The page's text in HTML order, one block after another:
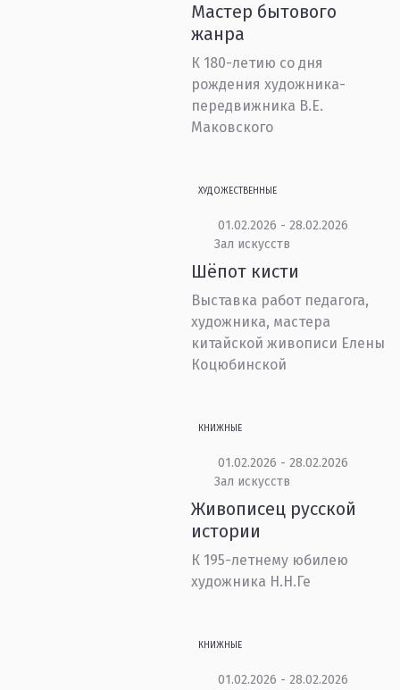
Мастер бытового
жанра
К 180-летию со дня
рождения художника-
передвижника В.Е.
Маковского
ХУДОЖЕСТВЕННЫЕ
01.02.2026 - 28.02.2026
Зал искусств
Шёпот кисти
Выставка работ педагога,
художника, мастера
китайской живописи Елены
Коцюбинской
КНИЖНЫЕ
01.02.2026 - 28.02.2026
Зал искусств
Живописец русской
истории
К 195-летнему юбилею
художника Н.Н.Ге
КНИЖНЫЕ
01.02.2026 - 28.02.2026